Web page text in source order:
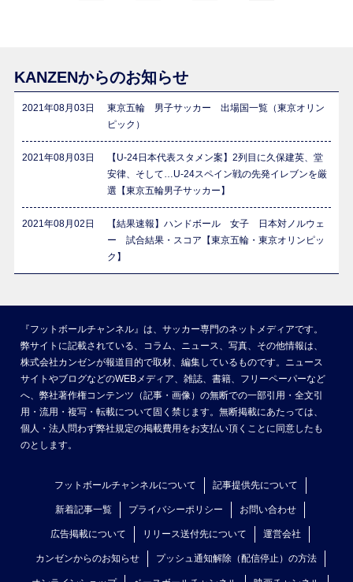
KANZENからのお知らせ
2021年08月03日
東京五輪 男子サッカー 出場国一覧（東京オリン
ピック）
2021年08月03日
【U-24日本代表スタメン案】2列目に久保建英、堂
安律、そして…U-24スペイン戦の先発イレブンを厳
選【東京五輪男子サッカー】
2021年08月02日
【結果速報】ハンドボール 女子 日本対ノルウェ
ー 試合結果・スコア【東京五輪・東京オリンピッ
ク】
『フットボールチャンネル』は、サッカー専門のネットメディアです。
弊サイトに記載されている、コラム、ニュース、写真、その他情報は、
株式会社カンゼンが報道目的で取材、編集しているものです。ニュース
サイトやブログなどのWEBメディア、雑誌、書籍、フリーペーパーなど
へ、弊社著作権コンテンツ（記事・画像）の無断での一部引用・全文引
用・流用・複写・転載について固く禁じます。無断掲載にあたっては、
個人・法人問わず弊社規定の掲載費用をお支払い頂くことに同意したも
のとします。
フットボールチャンネルについて 記事提供先について
新着記事一覧 プライバシーポリシー お問い合わせ
広告掲載について リリース送付先について 運営会社
カンゼンからのお知らせ プッシュ通知解除（配信停止）の方法